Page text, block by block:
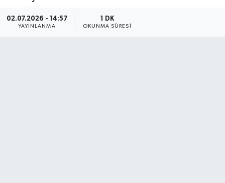
02.07.2026 - 14:57
YAYINLANMA
1 DK
OKUNMA SÜRESI
HABERDE İNSAN